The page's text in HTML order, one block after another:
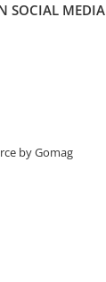
SOCIAL MEDIA
by Gomag